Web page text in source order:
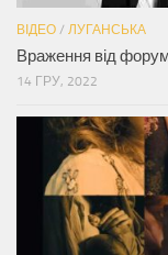
ВІДЕО / ЛУГАНСЬКА
Враження від
14 ГРУ, 2022